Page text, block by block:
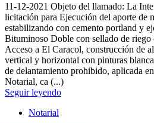
11-12-2021 Objeto del llamado: La
licitación para Ejecución del aporte de
estabilizando con cemento portland y
Bituminoso Doble con sellado de riego
Acceso a El Caracol, construcción de
vertical y horizontal con pinturas
de delantamiento prohibido, aplicada
Notarial, ca (...)
Seguir leyendo
Notarial